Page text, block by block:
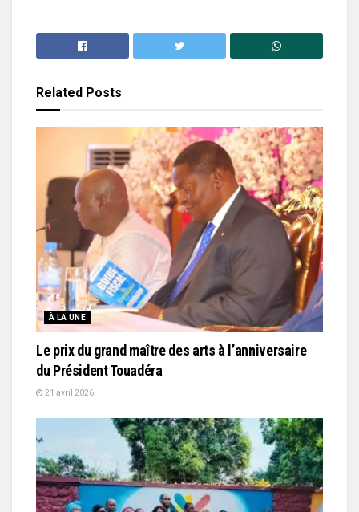
Related Posts
À LA UNE
Le prix du grand maître des arts à l’anniversaire
du Président Touadéra
21 avril 2026